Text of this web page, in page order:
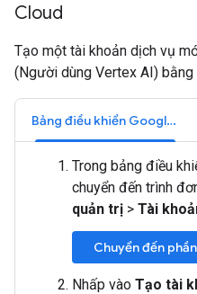
Cloud
Tạo một tài khoản dịch vụ
(Người dùng Vertex AI)
Bảng điều khiển Google Cloud
Trong bảng điều
chuyển đến trình
quản trị > Tài
Chuyển đến
Nhấp vào Tạo tài